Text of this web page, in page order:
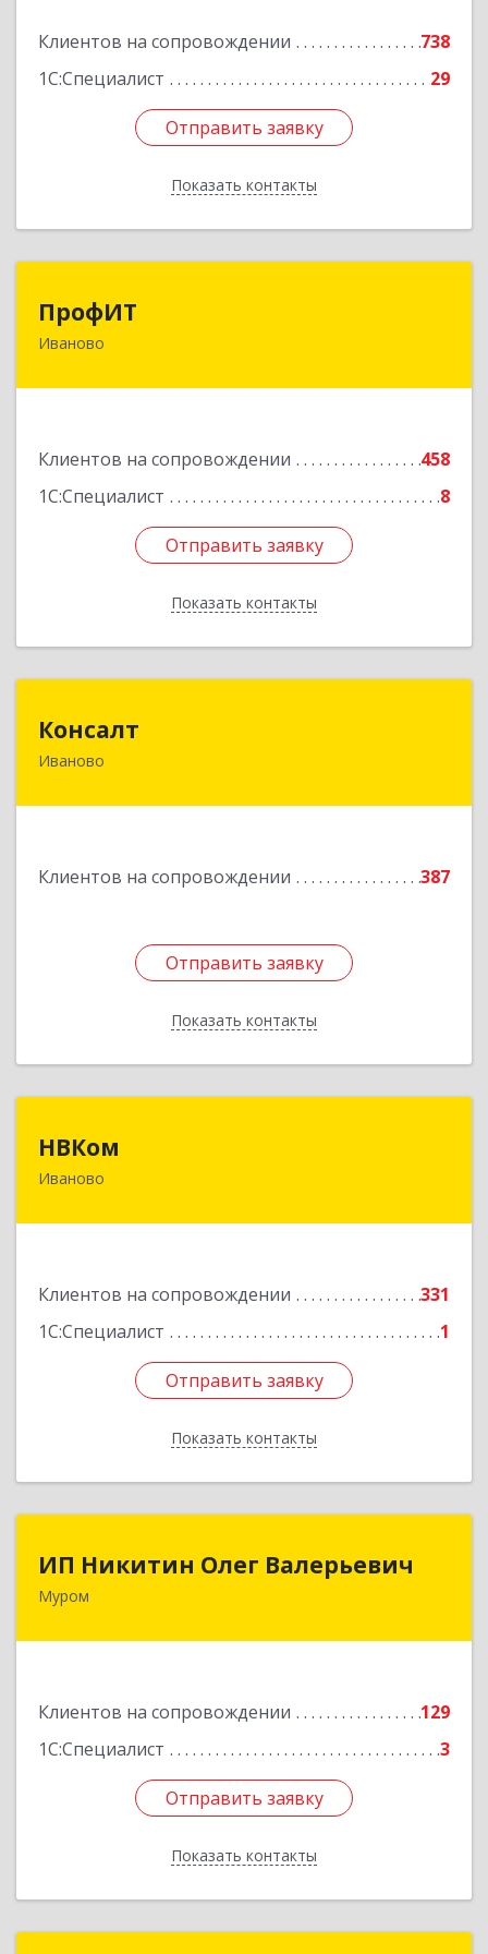
Клиентов на сопровождении
738
1С:Специалист
29
Отправить заявку
Показать контакты
Подробнее
Отправить заявку
Назад
ПрофИТ
Иваново
Клиентов на сопровождении
458
1С:Специалист
8
Отправить заявку
Показать контакты
153000, Ивановская обл, г.о. город Иваново,
Подробнее
Отправить заявку
Назад
Консалт
Иваново
Клиентов на сопровождении 387
Отправить заявку
Показать контакты
153000, Ивановская обл, Иваново г, Жарова ул,
Отправить заявку
Назад
НВКом
Иваново
Клиентов на сопровождении
331
1С:Специалист
1
Отправить заявку
Показать контакты
153000, Ивановская обл, Иваново г, Аптечный
Отправить заявку
Назад
ИП Никитин Олег Валерьевич
Муром
Клиентов на сопровождении
129
1С:Специалист
3
Отправить заявку
Показать контакты
Отправить заявку
Назад